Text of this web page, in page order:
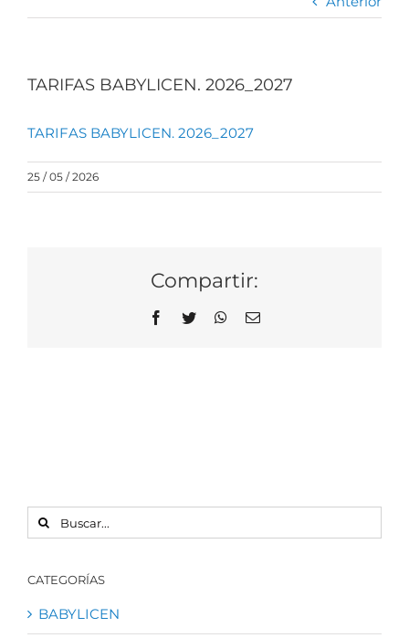
TARIFAS BABYLICEN. 2026_2027
TARIFAS BABYLICEN. 2026_2027
25 / 05 / 2026
Compartir:
Facebook
Twitter WhatsApp
Correo
BUSCAR:
CATEGORÍAS
BABYLICEN